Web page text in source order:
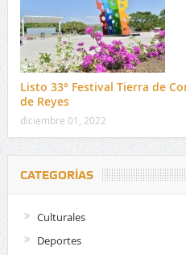
Listo 33° Festival Tierra de
de Reyes
diciembre 01, 2022
CATEGORÍAS
Culturales
Deportes